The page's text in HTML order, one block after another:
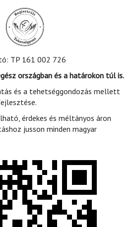
TP 161 002 726
országban és a határokon túl is.
és a tehetséggondozás mellett
érdekes és méltányos áron
jusson minden magyar